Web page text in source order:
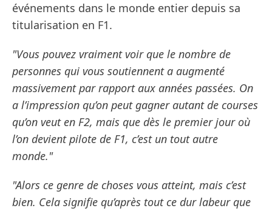
événements dans le monde entier depuis sa
titularisation en F1.
"Vous pouvez vraiment voir que le nombre de
personnes qui vous soutiennent a augmenté
massivement par rapport aux années passées. On
a l’impression qu’on peut gagner autant de courses
qu’on veut en F2, mais que dès le premier jour où
l’on devient pilote de F1, c’est un tout autre
monde."
"Alors ce genre de choses vous atteint, mais c’est
bien. Cela signifie qu’après tout ce dur labeur que